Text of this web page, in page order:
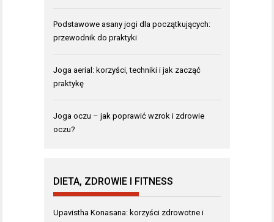
Podstawowe asany jogi dla początkujących:
przewodnik do praktyki
Joga aerial: korzyści, techniki i jak zacząć
praktykę
Joga oczu – jak poprawić wzrok i zdrowie
oczu?
DIETA, ZDROWIE I FITNESS
Upavistha Konasana: korzyści zdrowotne i